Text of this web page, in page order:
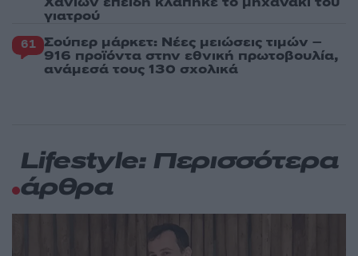
γιατρού
61 Σούπερ μάρκετ: Νέες μειώσεις τιμών –
916 προϊόντα στην εθνική πρωτοβουλία,
ανάμεσά τους 130 σχολικά
Lifestyle: Περισσότερα
άρθρα